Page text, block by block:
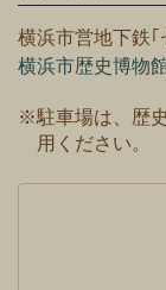
横浜市営地下鉄
横浜市歴史博物
※駐車場は、歴
用ください。